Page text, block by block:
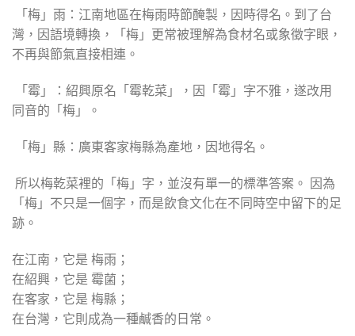
「梅」雨：江南地區在梅雨時節醃製，因時得名。到了台
灣，因語境轉換，「梅」更常被理解為食材名或象徵字眼，
不再與節氣直接相連。
「霉」：紹興原名「霉乾菜」，因「霉」字不雅，遂改用
同音的「梅」。
「梅」縣：廣東客家梅縣為產地，因地得名。
所以梅乾菜裡的「梅」字，並沒有單一的標準答案。 因為
「梅」不只是一個字，而是飲食文化在不同時空中留下的足
跡。
在江南，它是 梅雨；
在紹興，它是 霉菌；
在客家，它是 梅縣；
在台灣，它則成為一種鹹香的日常。